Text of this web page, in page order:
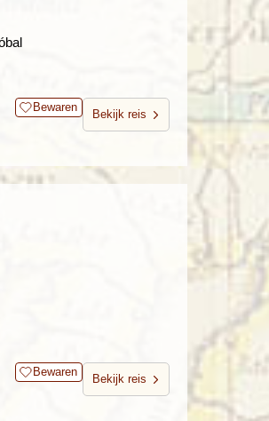
Bewaren
Bekijk reis
Bewaren
Bekijk reis